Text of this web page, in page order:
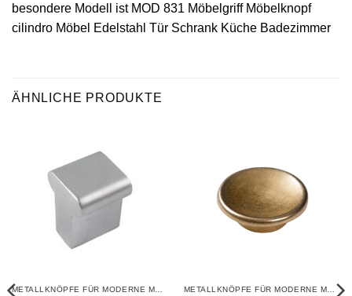
besondere Modell ist MOD 831 Möbelgriff Möbelknopf
cilindro Möbel Edelstahl Tür Schrank Küche Badezimmer
ÄHNLICHE PRODUKTE